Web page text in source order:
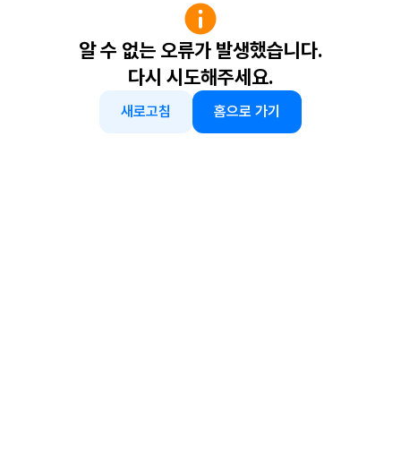
알 수 없는 오류가 발생했습니다.
다시 시도해주세요.
새로고침 홈으로 가기